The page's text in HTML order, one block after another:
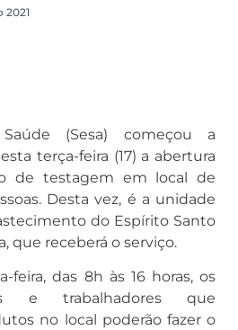
2021
(Sesa) começou a
terça-feira (17) a abertura
de testagem em local de
Desta vez, é a unidade
do Espírito Santo
que receberá o serviço.
feira, das 8h às 16 horas, os
e trabalhadores que
no local poderão fazer o